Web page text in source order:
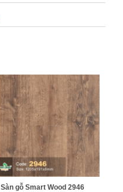
Sàn gỗ Smart Wood 2946